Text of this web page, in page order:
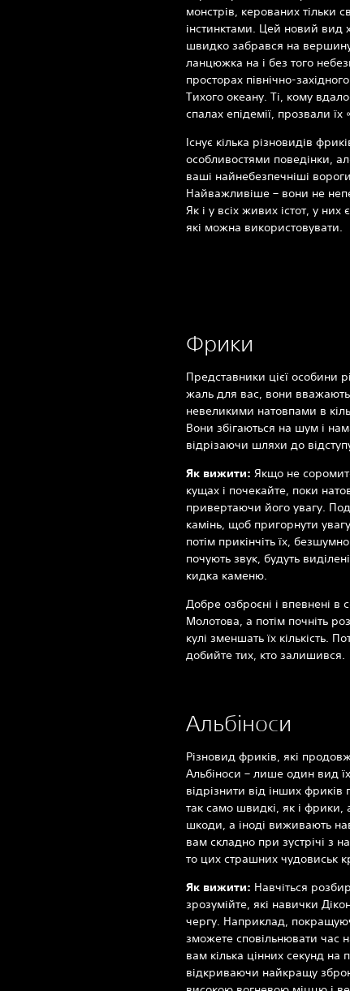
монстрів, керованих тільки
інстинктами. Цей новий вид
швидко забрався на
ланцюжка на і без того
просторах північно-
Тихого океану. Ті, кому
спалах епідемії, прозвали
Існує кілька різновидів
особливостями поведінки,
ваші найнебезпечніші
Найважливіше – вони не
Як і у всіх живих істот, у них
які можна використовувати.
Фрики
Представники цієї особини
жаль для вас, вони
невеликими натовпами в
Вони збігаються на шум і
відрізаючи шляхи до
Як вижити: Якщо не
кущах і почекайте, поки
привертаючи його увагу.
камінь, щоб пригорнути
потім прикінчіть їх,
почують звук, будуть
кидка каменю.
Добре озброєні і впевнені в
Молотова, а потім почніть
кулі зменшать їх кількість.
добийте тих, кто залишився.
Альбіноси
Різновид фриків, які
Альбіноси – лише один вид
відрізнити від інших фриків
так само швидкі, як і
шкоди, а іноді виживають
вам складно при зустрічі з
то цих страшних чудовиськ
Як вижити: Навчіться
зрозумійте, які навички
чергу. Наприклад,
зможете сповільнювати час
вам кілька цінних секунд
відкриваючи найкращу